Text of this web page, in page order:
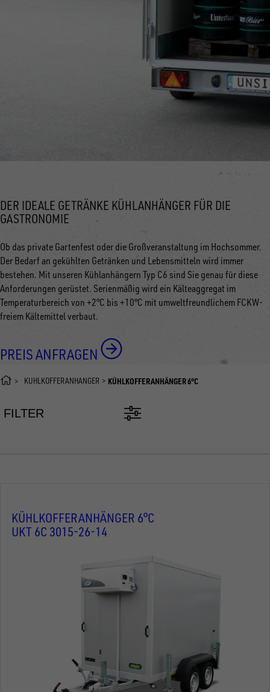
DER IDEALE GETRÄNKE KÜHLANHÄNGER FÜR DIE
GASTRONOMIE
Ob das private Gartenfest oder die Großveranstaltung im Hochsommer.
Der Bedarf an gekühlten Getränken und Lebensmitteln wird immer
bestehen. Mit unseren Kühlanhängern Typ C6 sind Sie genau für diese
Anforderungen gerüstet. Serienmäßig wird ein Kälteaggregat im
Temperaturbereich von +2°C bis +10°C mit umweltfreundlichem FCKW-
freiem Kältemittel verbaut.
PREIS ANFRAGEN
KÜHLKOFFERANHÄNGER KÜHLKOFFERANHÄNGER 6°C
FILTER
KÜHLKOFFERANHÄNGER 6°C
UKT 6C 3015-26-14